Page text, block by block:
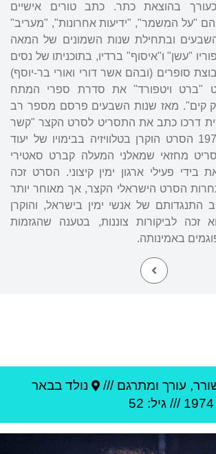
בהוצאת כתר. כתב טורים אישיים
"על המשמר", "ידיעות אחרונות", "מעריב"
ובתחילת שנות השמונים של המאה
"עשן" ו"איסוף" ברדיו, בתוכניתו של נסים
סופרים (ובהם אשר דורי ואורי בר-יוסף)
"ברט ויטפורד" את סדרת ספרי המתח
קים". מאז שנות השבעים פרסם מספר רב
דרכו כתב את התסריט לסרט הקצר "קשר
הדבש", ובשנת 1977 הסרט הוקרן בטלוויזיה בבימויו של יעוד
מחזאי שמאלני המעלה קברט סאטירי
בידי פעילי ארגון ימין קיצוני. הסרט זכה
הסרט הישראלי הקצר, אך מאוחר יותר
התנגדותם של אנשי ימין בישראל, והוקרן
זכה לביקורות צוננות, בטענה שהגזמות
באמינותה.
עורך ומתרגם /// נולד בבאר
1974 /// גיל: 52